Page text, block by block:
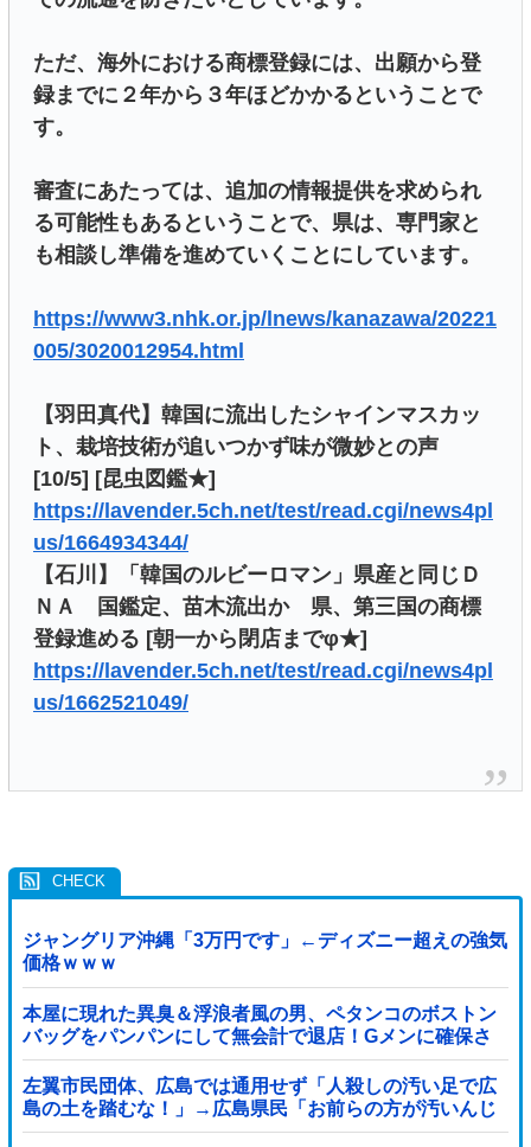
ただ、海外における商標登録には、出願から登
録までに２年から３年ほどかかるということで
す。
審査にあたっては、追加の情報提供を求められ
る可能性もあるということで、県は、専門家と
も相談し準備を進めていくことにしています。
https://www3.nhk.or.jp/lnews/kanazawa/20221
005/3020012954.html
【羽田真代】韓国に流出したシャインマスカッ
ト、栽培技術が追いつかず味が微妙との声
[10/5] [昆虫図鑑★]
https://lavender.5ch.net/test/read.cgi/news4pl
us/1664934344/
【石川】「韓国のルビーロマン」県産と同じＤ
ＮＡ 国鑑定、苗木流出か 県、第三国の商標
登録進める [朝一から閉店までφ★]
https://lavender.5ch.net/test/read.cgi/news4pl
us/1662521049/
ジャングリア沖縄「3万円です」←ディズニー超えの強気
価格ｗｗｗ
本屋に現れた異臭＆浮浪者風の男、ペタンコのボストン
バッグをパンパンにして無会計で退店！Gメンに確保さ
れ「なんで？」と本気で困惑ｗｗｗ
左翼市民団体、広島では通用せず「人殺しの汚い足で広
島の土を踏むな！」→広島県民「お前らの方が汚いんじ
ゃ！」「ワシらが広島県民じゃ」